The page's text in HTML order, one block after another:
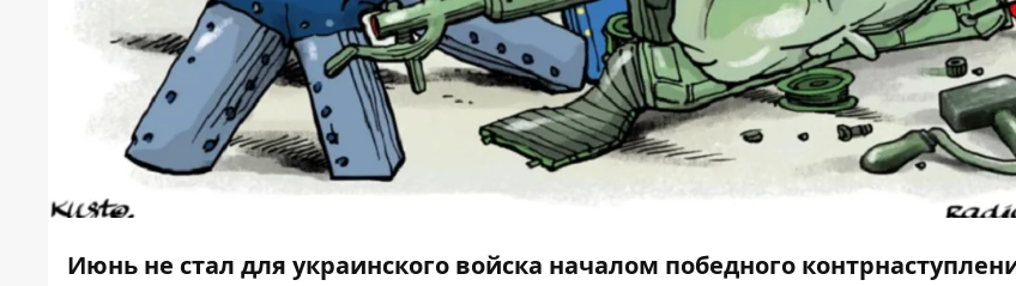
Июнь не стал для украинского войска началом победного